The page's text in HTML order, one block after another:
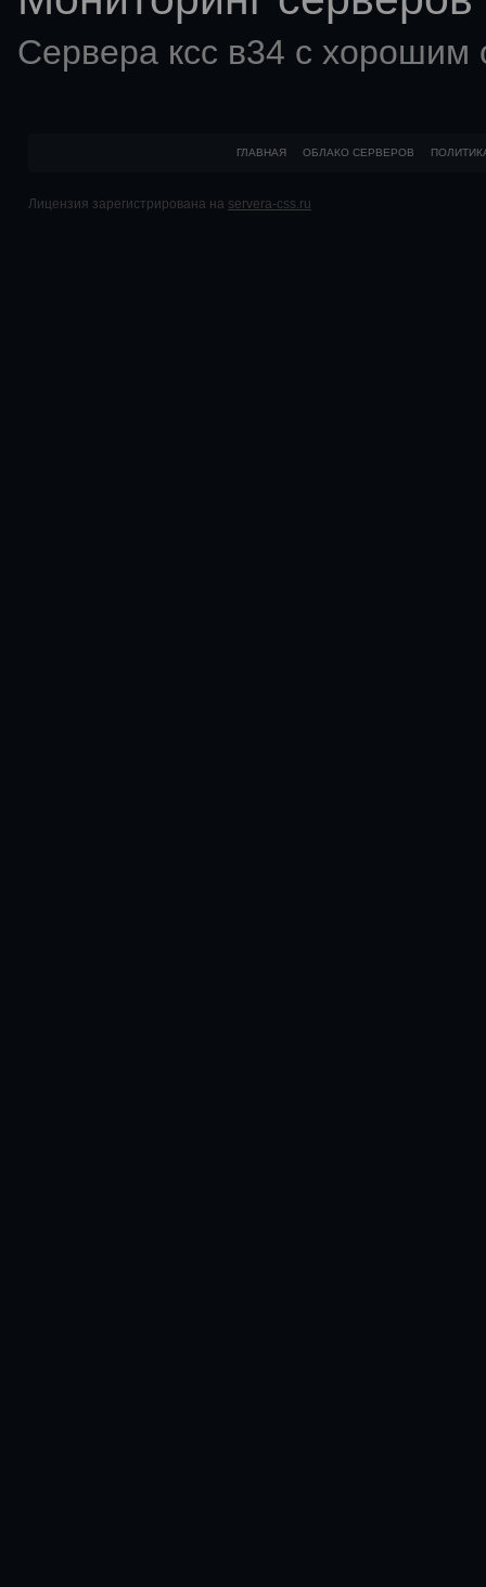
Сервера ксс в34 с хорошим
ГЛАВНАЯ ОБЛАКО СЕРВЕРОВ
Лицензия зарегистрирована на servera-css.ru